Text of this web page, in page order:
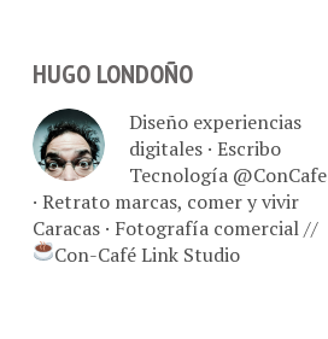
HUGO LONDOÑO
Diseño experiencias
digitales · Escribo
Tecnología @ConCafe
· Retrato marcas, comer y vivir
Caracas · Fotografía comercial //
Con-Café Link Studio